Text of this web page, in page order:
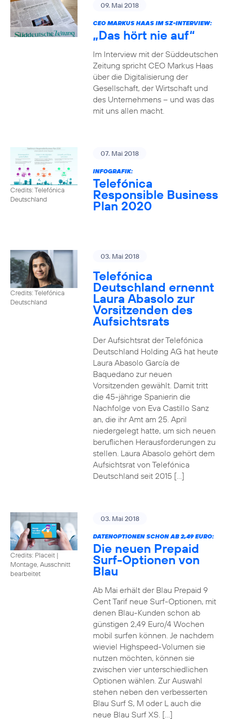
09. Mai 2018
CEO MARKUS HAAS IM SZ-INTERVIEW:
„Das hört nie auf“
Im Interview mit der Süddeutschen
Zeitung spricht CEO Markus Haas
über die Digitalisierung der
Gesellschaft, der Wirtschaft und
des Unternehmens – und was das
mit uns allen macht.
Credits: Telefónica
Deutschland
07. Mai 2018
INFOGRAFIK:
Telefónica
Responsible Business
Plan 2020
Credits: Telefónica
Deutschland
03. Mai 2018
Telefónica
Deutschland ernennt
Laura Abasolo zur
Vorsitzenden des
Aufsichtsrats
Der Aufsichtsrat der Telefónica
Deutschland Holding AG hat heute
Laura Abasolo García de
Baquedano zur neuen
Vorsitzenden gewählt. Damit tritt
die 45-jährige Spanierin die
Nachfolge von Eva Castillo Sanz
an, die ihr Amt am 25. April
niedergelegt hatte, um sich neuen
beruflichen Herausforderungen zu
stellen. Laura Abasolo gehört dem
Aufsichtsrat von Telefónica
Deutschland seit 2015 […]
Credits: Placeit |
Montage, Ausschnitt
bearbeitet
03. Mai 2018
DATENOPTIONEN SCHON AB 2,49 EURO:
Die neuen Prepaid
Surf-Optionen von
Blau
Ab Mai erhält der Blau Prepaid 9
Cent Tarif neue Surf-Optionen, mit
denen Blau-Kunden schon ab
günstigen 2,49 Euro/4 Wochen
mobil surfen können. Je nachdem
wieviel Highspeed-Volumen sie
nutzen möchten, können sie
zwischen vier unterschiedlichen
Optionen wählen. Zur Auswahl
stehen neben den verbesserten
Blau Surf S, M oder L auch die
neue Blau Surf XS. […]